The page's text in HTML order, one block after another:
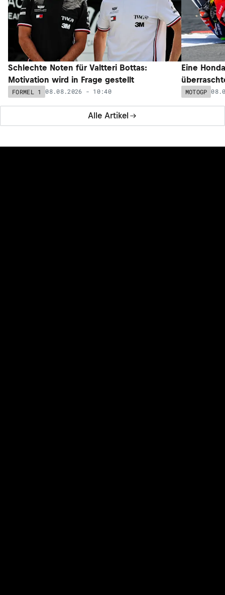
Alle Artikel
Schlechte Noten für Valtteri Bottas:
Motivation wird in Frage gestellt
FORMEL 1 08.08.2026 - 10:40
Eine
MOTOGP